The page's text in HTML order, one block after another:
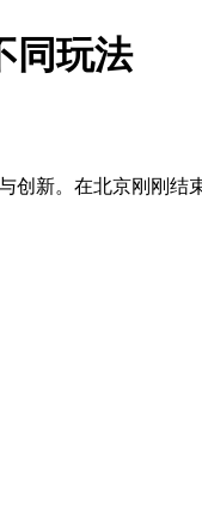
同玩法
新。在北京刚刚结